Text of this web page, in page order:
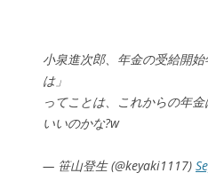
小泉進次郎、年金の受給開
は」
ってことは、これからの年
いいのかな?w
— 笹山登生 (@keyaki1117)